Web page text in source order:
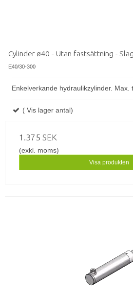
Cylinder ø40 - Utan fastsättning -
E40/30-300
Enkelverkande hydraulikzylinder. Max.
( Vis lager antal)
1.375 SEK
(exkl. moms)
Visa produkten